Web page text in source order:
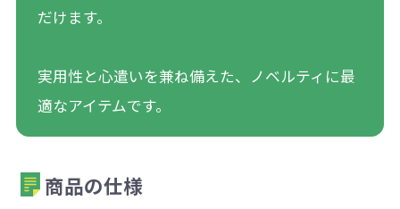
だけます。
実用性と心遣いを兼ね備えた、ノベルティに最
適なアイテムです。
商品の仕様